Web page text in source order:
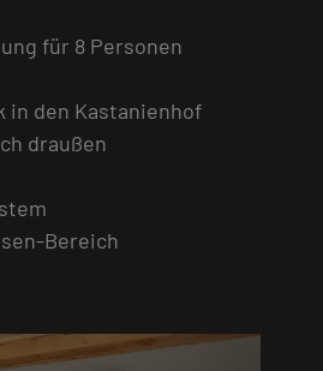
für 8 Personen
in den Kastanienhof
draußen
Bereich